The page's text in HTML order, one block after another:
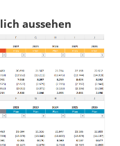
aussehen